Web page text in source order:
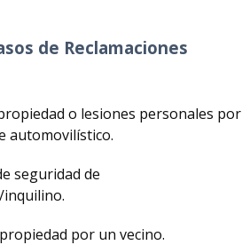
de Seguridad en California:
de un Contrato de Arrendamiento
Falsas y Menores en Posesión
de Reclamaciones
o lesiones personales por
automovilístico.
seguridad de
por un vecino.